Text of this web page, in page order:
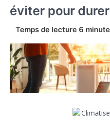
éviter pour durer